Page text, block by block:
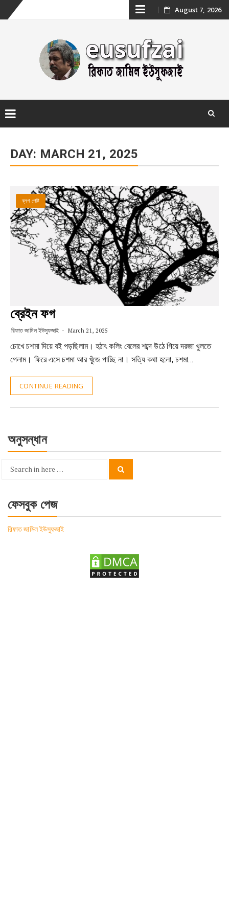
Skip
content
August 7, 2026
content
DAY: MARCH 21, 2025
ব্লগ পোষ্ট
ব্রেইন ফগ
রিফাত জামিল ইউসুফজাই March 21, 2025
চোখে চশমা দিয়ে বই পড়ছিলাম। হঠাৎ কলিং বেলের শব্দে উঠে গিয়ে দরজা খুলতে
গেলাম। ফিরে এসে চশমা আর খূঁজে পাচ্ছি না। সত্যি কথা হলো, চশমা…
CONTINUE READING
অনুসন্ধান
Search
ফেসবুক পেজ
রিফাত জামিল ইউসুফজাই